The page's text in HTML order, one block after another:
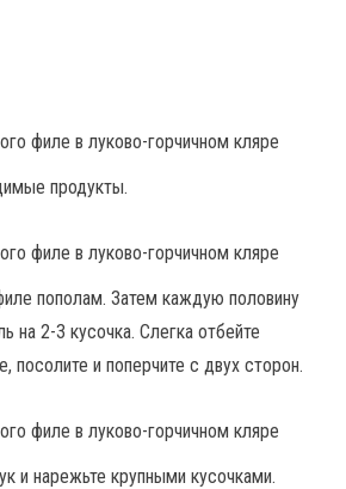
продукты.
пополам. Затем каждую половину
на 2-3 кусочка. Слегка отбейте
посолите и поперчите с двух сторон.
и нарежьте крупными кусочками.